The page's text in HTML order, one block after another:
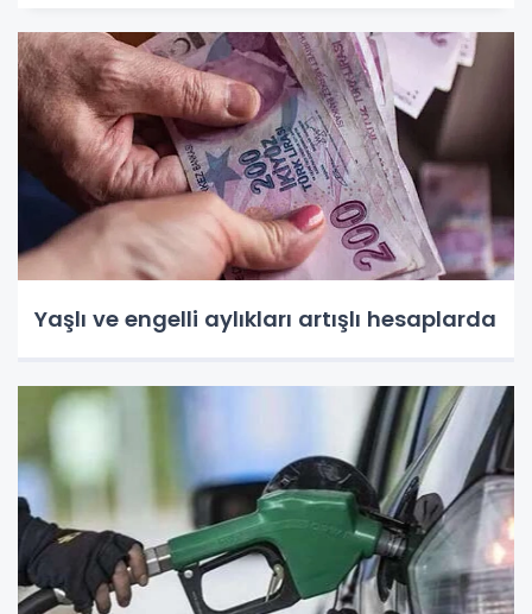
Yaşlı ve engelli aylıkları artışlı hesaplarda